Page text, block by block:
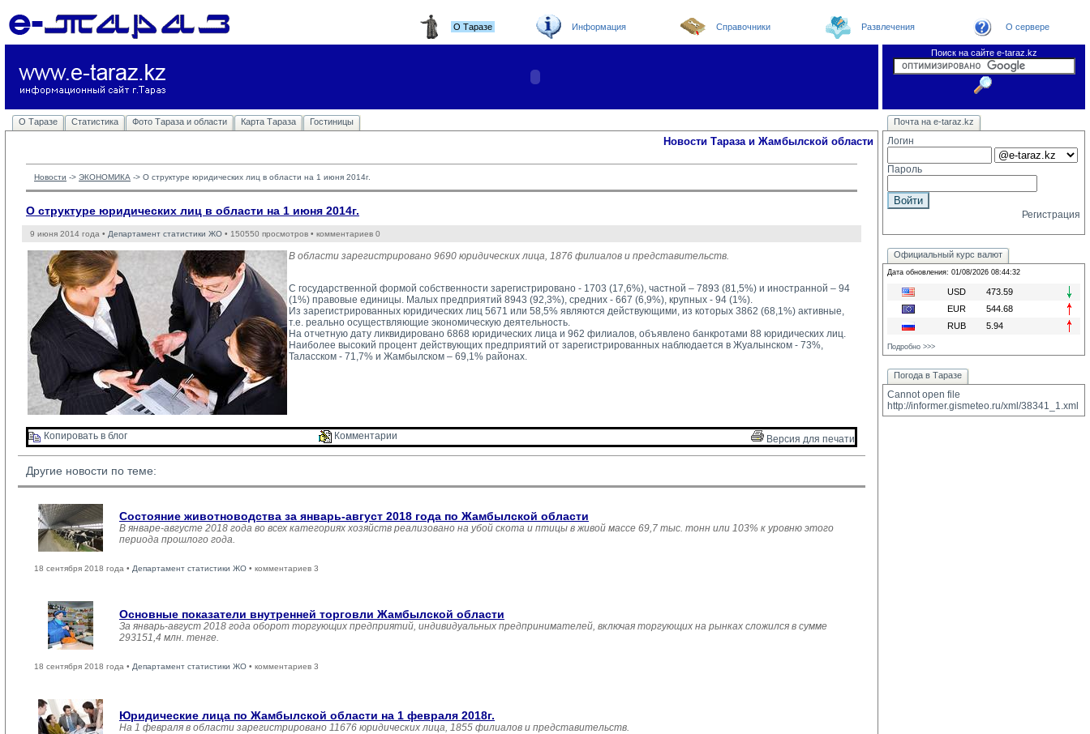
О Таразе Информация Справочники Развлечения О сервере
Поиск на сайте e-taraz.kz
О Таразе Статистика Фото Тараза и области Карта Тараза Гостиницы Новости Погода в Таразе
Телефоный справочник
Видеоконференция
Новости e-taraz
Новости Тараза и Жамбылской области
Новости -> ЭКОНОМИКА -> О структуре юридических лиц в области на 1 июня 2014г.
О структуре юридических лиц в области на 1 июня 2014г.
9 июня 2014 года • Департамент статистики ЖО • 150550 просмотров • комментариев 0
В области зарегистрировано 9690 юридических лица, 1876 филиалов и представительств.
С государственной формой собственности зарегистрировано - 1703 (17,6%), частной – 7893 (81,5%) и иностранной – 94
(1%) правовые единицы. Малых предприятий 8943 (92,3%), средних - 667 (6,9%), крупных - 94 (1%).
Из зарегистрированных юридических лиц 5671 или 58,5% являются действующими, из которых 3862 (68,1%) активные,
т.е. реально осуществляющие экономическую деятельность.
На отчетную дату ликвидировано 6868 юридических лица и 962 филиалов, объявлено банкротами 88 юридических лиц.
Наиболее высокий процент действующих предприятий от зарегистрированных наблюдается в Жуалынском - 73%,
Таласском - 71,7% и Жамбылском – 69,1% районах.
Копировать в блог Комментарии Версия для печати
Другие новости по теме:
Состояние животноводства за январь-август 2018 года по Жамбылской области
В январе-августе 2018 года во всех категориях хозяйств реализовано на убой скота и птицы в живой массе 69,7 тыс. тонн или 103% к уровню этого
периода прошлого года.
18 сентября 2018 года • Департамент статистики ЖО • комментариев 3
Основные показатели внутренней торговли Жамбылской области
За январь-август 2018 года оборот торгующих предприятий, индивидуальных предпринимателей, включая торгующих на рынках сложился в сумме
293151,4 млн. тенге.
18 сентября 2018 года • Департамент статистики ЖО • комментариев 3
Юридические лица по Жамбылской области на 1 февраля 2018г.
На 1 февраля в области зарегистрировано 11676 юридических лица, 1855 филиалов и представительств.
Почта на e-taraz.kz
Логин
Пароль
Регистрация
Официальный курс валют
Дата обновления: 01/08/2026 08:44:32
USD
473.59
EUR
544.68
RUB
5.94
Подробно >>>
Погода в Таразе
Cannot open file
http://informer.gismeteo.ru/xml/38341_1.xml